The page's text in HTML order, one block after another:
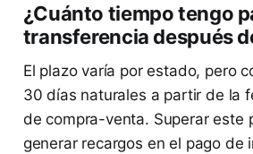
¿Cuánto tiempo tengo
transferencia después
El plazo varía por estado, pero
30 días naturales a partir de la
de compra-venta. Superar este
generar recargos en el pago de